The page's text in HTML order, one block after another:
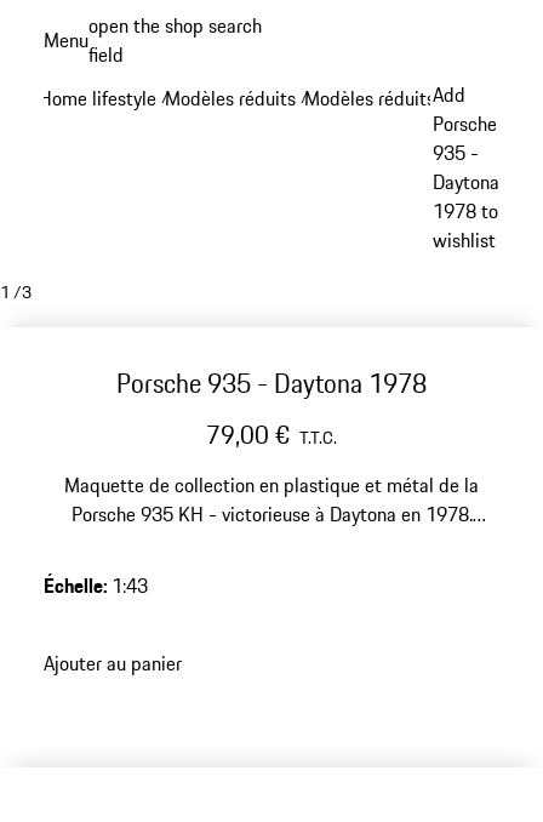
principal
Menuopen the shop search
field
Home lifestyle /Modèles réduits /Modèles réduits - Modèles
Add
Porsche
935 -
Daytona
1978 to
wishlist
1 /3
Porsche 935 - Daytona 1978
79,00 € T.T.C.
Maquette de collection en plastique et métal de la
Porsche 935 KH - victorieuse à Daytona en 1978.
Échelle: 1:43
Ajouter au panier